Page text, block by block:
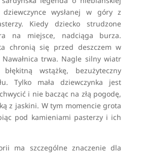
wysłanej w góry z
Kiedy dziecko strudzone
na miejsce, nadciąga burza.
chronią się przed deszczem w
trwa. Nagle silny wiatr
wstążkę, bezużyteczny
Tylko mała dziewczynka jest
i nie bacząc na złą pogodę,
z jaskini. W tym momencie grota
pod kamieniami pasterzy i ich
ma szczególne znaczenie dla